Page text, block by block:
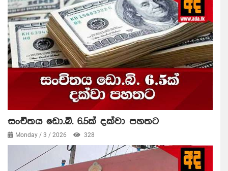
සංචිතය ඩො.බි. 6.5ක් දක්වා පහතට
Monday / 3 / 2026 328